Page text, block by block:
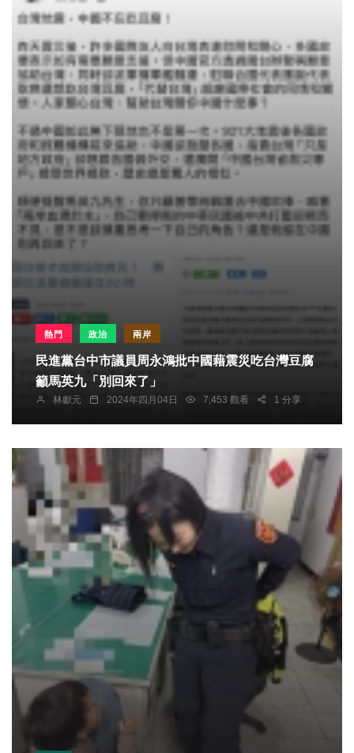
熱門 政治 兩岸
民進黨台中市議員周永鴻批中國藉震災吃台灣豆腐
籲馬英九「別回來了」
林獻元 2024年四月04日 7,453 觀看 1 分享